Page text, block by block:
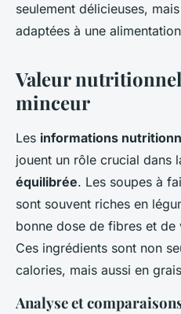
seulement délicieuses,
adaptées à une
Valeur
minceur
Les informations
jouent un rôle crucial dans
équilibrée. Les soupes à
sont souvent riches en
bonne dose de fibres et de
Ces ingrédients sont non
calories, mais aussi en
Analyse et